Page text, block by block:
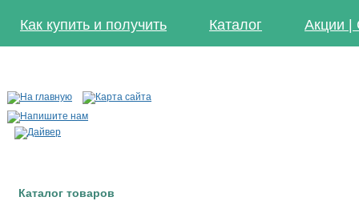
Как купить и получить Каталог Акции |
Каталог товаров